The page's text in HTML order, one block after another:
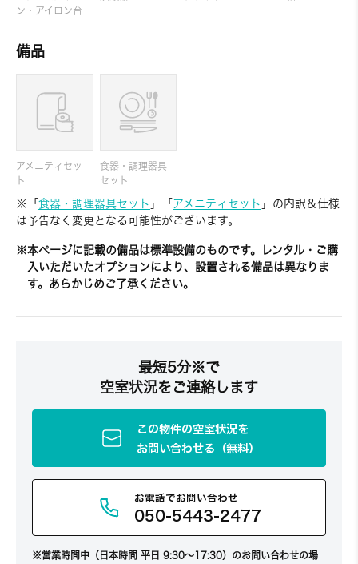
ン・アイロン台
備品
アメニティセッ
ト
食器・調理器具
セット
※「 食器・調理器具セット 」「 アメニティセット 」の内訳＆仕様
は予告なく変更となる可能性がございます。
※本ページに記載の備品は標準設備のものです。レンタル・ご購
入いただいたオプションにより、設置される備品は異なりま
す。あらかじめご了承ください。
最短5分※で
空室状況をご連絡します
この物件の空室状況を
お問い合わせる（無料）
お電話でお問い合わせ
050-5443-2477
営業時間中（日本時間 平日 9:30～17:30）のお問い合わせの場